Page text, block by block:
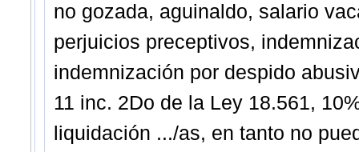
no gozada, aguinaldo, salario
perjuicios preceptivos,
indemnización por despido
11 inc. 2Do de la Ley 18.561,
liquidación .../as, en tanto no